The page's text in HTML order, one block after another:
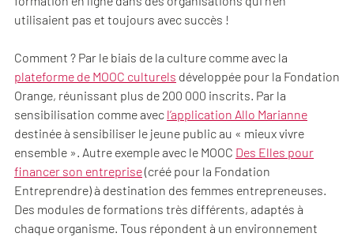
utilisaient pas et toujours avec succès !
Comment ? Par le biais de la culture comme avec la
plateforme de MOOC culturels développée pour la Fondation
Orange, réunissant plus de 200 000 inscrits. Par la
sensibilisation comme avec l’application Allo Marianne
destinée à sensibiliser le jeune public au « mieux vivre
ensemble ». Autre exemple avec le MOOC Des Elles pour
financer son entreprise(créé pour la Fondation
Entreprendre) à destination des femmes entrepreneuses.
Des modules de formations très différents, adaptés à
chaque organisme. Tous répondent à un environnement